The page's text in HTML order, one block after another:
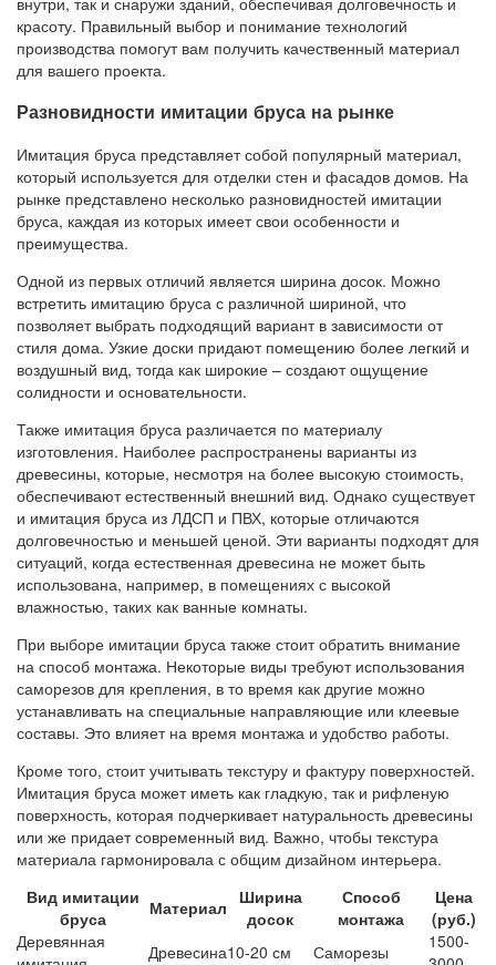
красоту. Правильный выбор и понимание технологий
производства помогут вам получить качественный материал
для вашего проекта.
Разновидности имитации бруса на рынке
Имитация бруса представляет собой популярный материал,
который используется для отделки стен и фасадов домов. На
рынке представлено несколько разновидностей имитации
бруса, каждая из которых имеет свои особенности и
преимущества.
Одной из первых отличий является ширина досок. Можно
встретить имитацию бруса с различной шириной, что
позволяет выбрать подходящий вариант в зависимости от
стиля дома. Узкие доски придают помещению более легкий и
воздушный вид, тогда как широкие – создают ощущение
солидности и основательности.
Также имитация бруса различается по материалу
изготовления. Наиболее распространены варианты из
древесины, которые, несмотря на более высокую стоимость,
обеспечивают естественный внешний вид. Однако существует
и имитация бруса из ЛДСП и ПВХ, которые отличаются
долговечностью и меньшей ценой. Эти варианты подходят для
ситуаций, когда естественная древесина не может быть
использована, например, в помещениях с высокой
влажностью, таких как ванные комнаты.
При выборе имитации бруса также стоит обратить внимание
на способ монтажа. Некоторые виды требуют использования
саморезов для крепления, в то время как другие можно
устанавливать на специальные направляющие или клеевые
составы. Это влияет на время монтажа и удобство работы.
Кроме того, стоит учитывать текстуру и фактуру поверхностей.
Имитация бруса может иметь как гладкую, так и рифленую
поверхность, которая подчеркивает натуральность древесины
или же придает современный вид. Важно, чтобы текстура
материала гармонировала с общим дизайном интерьера.
Вид имитации
бруса
Материал
Ширина
досок
Способ
монтажа
Цена
(руб.)
Деревянная
Древесина10-20 см Саморезы
1500-